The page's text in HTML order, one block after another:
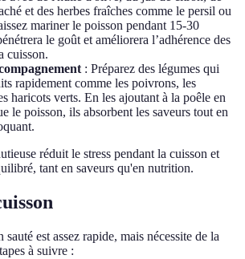
et des herbes fraîches comme le persil ou
mariner le poisson pendant 15-30
le goût et améliorera l’adhérence des
cuisson.
: Préparez des légumes qui
rapidement comme les poivrons, les
haricots verts. En les ajoutant à la poêle en
le poisson, ils absorbent les saveurs tout en
réduit le stress pendant la cuisson et
tant en saveurs qu'en nutrition.
est assez rapide, mais nécessite de la
à suivre :